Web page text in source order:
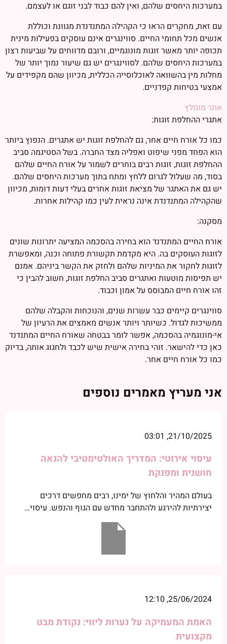
במערכות היחסים שלהם, ואין להם כבוד לבני זוגם או לעצמם.
עם זאת, מחקרים הראו כי הקהילה המתנדנדת מגוונת וכוללת
אנשים מכל תחומי החיים. סווינגרים אינם עוסקים בפעילות מינית
תכופה יותר מאשר זוגות מונוגמיים, ורובם מדווחים על שביעות רצון
במערכות היחסים שלהם. לסווינגרים יש גם שיעור נמוך יותר של
מחלות מין בהשוואה לאוכלוסייה הכללית, מכיוון שהם מקפידים על
אמצעי בטיחות קפדניים.
אתר מומלץ
אתגרי ההחלפת זוגות:
כמו כל אורח חיים אחר, גם להחלפת זוגות יש אתגרים. הנפוץ ביותר
הוא הפחד מפני שיפוט ואפליה מצד החברה. בשל הסטיגמה סביב
ההחלפת זוגות, זוגות רבים בוחרים לשמור על אורח החיים שלהם
בסוד, מה שעלול לגרום ללחץ ומתח בתוך מערכות היחסים שלהם.
יש גם את האתגר של מציאת זוגות אחרים בעלי דעות דומות, מכיוון
שהקהילה המתנדנדת אינה נראית לעין כמו קהילות אחרות.
מסקנה:
אורח החיים המתנדנד הוא בחירה בהסכמה המציעה יתרונות שונים
לזוגות העוסקים בה. היא מקדמת תקשורת פתוחה וכנה, ומאפשרת
לזוגות לחקור את המיניות שלהם ולחזק את הקשר ביניהם. אמנם
יש תפיסות מוטעות ואתגרים סביב החלפת זוגות, חשוב להבין כי
זהו אורח חיים המבוסס על אמון וכבוד.
סווינגרים קיימים כבר עשרות שנים, והנוכחות והקבלה שלהם
ממשיכות לגדול. כשיותר ויותר אנשים מאמצים את הרעיון של
אי-מונוגמיה בהסכמה, אפשר לומר בבטחה שאורח החיים המתנדנד
כאן כדי להישאר. זוהי בחירה אישית שיש לכבד ולחגוג אותה, בדיוק
כמו כל אורח חיים אחר.
אני מעריץ מאמרים נוספים
21/10/2025, 03:01
עיסוי אירוטי: המדריך האולטימטיבי להנאה
חושנית ומפנקת
בעולם המהיר והלחוץ של ימינו, רבים מחפשים דרכים
יצירתיות להירגע ולהתחבר מחדש עם הגוף והנפש. עיסוי…
25/06/2024, 12:10
האמת המעמיקה על נערות ליווי: נקודת מבט
מקצועית